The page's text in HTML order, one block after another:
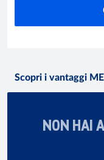
Scopri i vantaggi
NON HAI